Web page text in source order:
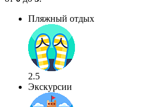
Пляжный отдых
2.5
Экскурсии